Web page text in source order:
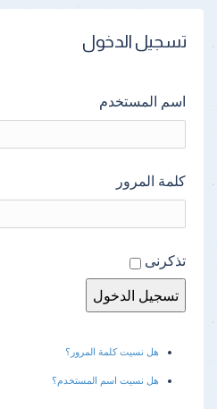
تسجيل الدخول
اسم المستخدم
كلمة المرور
تذكرنى
هل نسيت كلمة المرور؟
هل نسيت اسم المستخدم؟